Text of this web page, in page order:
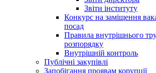
Звіти інституту
Конкурс на заміщення
посад
Правила внутрішнього
розпорядку
Внутрішній контроль
Публічні закупівлі
Запобігання проявам корупції